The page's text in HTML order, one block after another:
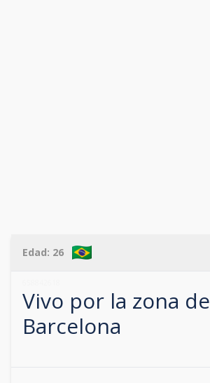
Edad: 26
Vivo por la zona de
Barcelona